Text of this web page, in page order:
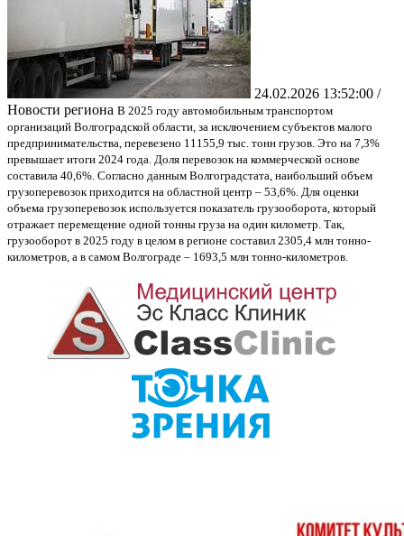
24.02.2026 13:52:00 /
Новости региона В 2025 году автомобильным транспортом
организаций Волгоградской области, за исключением субъектов малого
предпринимательства, перевезено 11155,9 тыс. тонн грузов. Это на 7,3%
превышает итоги 2024 года. Доля перевозок на коммерческой основе
составила 40,6%. Согласно данным Волгоградстата, наибольший объем
грузоперевозок приходится на областной центр – 53,6%. Для оценки
объема грузоперевозок используется показатель грузооборота, который
отражает перемещение одной тонны груза на один километр. Так,
грузооборот в 2025 году в целом в регионе составил 2305,4 млн тонно-
километров, а в самом Волгограде – 1693,5 млн тонно-километров.